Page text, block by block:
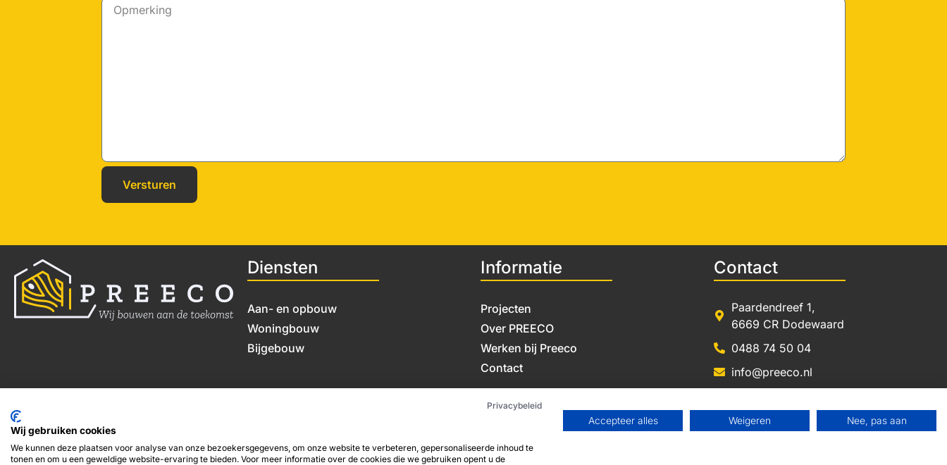
Diensten
Aan- en opbouw
Woningbouw
Bijgebouw
Informatie
Projecten
Over PREECO
Werken bij Preeco
Contact
Contact
Paardendreef 1,
6669 CR Dodewaard
0488 74 50 04
info@preeco.nl
Brochure aanvragen
Privacybeleid
Wij gebruiken cookies
We kunnen deze plaatsen voor analyse van onze bezoekersgegevens, om onze website te verbeteren, gepersonaliseerde inhoud te
tonen en om u een geweldige website-ervaring te bieden. Voor meer informatie over de cookies die we gebruiken opent u de
Accepteer alles Weigeren Nee, pas aan